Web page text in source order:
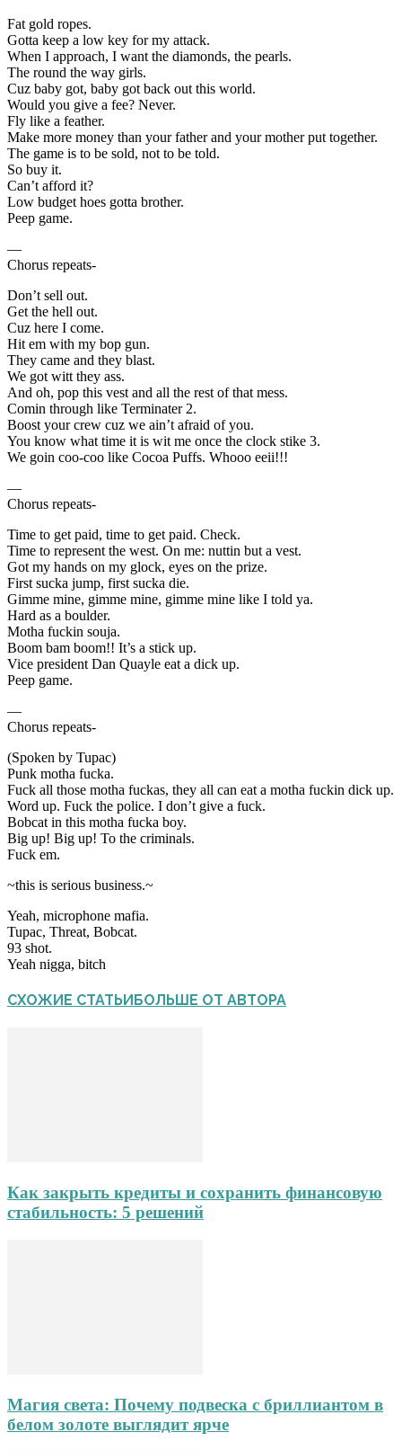
Fat gold ropes.
Gotta keep a low key for my attack.
When I approach, I want the diamonds, the pearls.
The round the way girls.
Cuz baby got, baby got back out this world.
Would you give a fee? Never.
Fly like a feather.
Make more money than your father and your mother put together.
The game is to be sold, not to be told.
So buy it.
Can’t afford it?
Low budget hoes gotta brother.
Peep game.
—
Chorus repeats-
Don’t sell out.
Get the hell out.
Cuz here I come.
Hit em with my bop gun.
They came and they blast.
We got witt they ass.
And oh, pop this vest and all the rest of that mess.
Comin through like Terminater 2.
Boost your crew cuz we ain’t afraid of you.
You know what time it is wit me once the clock stike 3.
We goin coo-coo like Cocoa Puffs. Whooo eeii!!!
—
Chorus repeats-
Time to get paid, time to get paid. Check.
Time to represent the west. On me: nuttin but a vest.
Got my hands on my glock, eyes on the prize.
First sucka jump, first sucka die.
Gimme mine, gimme mine, gimme mine like I told ya.
Hard as a boulder.
Motha fuckin souja.
Boom bam boom!! It’s a stick up.
Vice president Dan Quayle eat a dick up.
Peep game.
—
Chorus repeats-
(Spoken by Tupac)
Punk motha fucka.
Fuck all those motha fuckas, they all can eat a motha fuckin dick up.
Word up. Fuck the police. I don’t give a fuck.
Bobcat in this motha fucka boy.
Big up! Big up! To the criminals.
Fuck em.
~this is serious business.~
Yeah, microphone mafia.
Tupac, Threat, Bobcat.
93 shot.
Yeah nigga, bitch
СХОЖИЕ СТАТЬИБОЛЬШЕ ОТ АВТОРА
Как закрыть кредиты и сохранить финансовую
стабильность: 5 решений
Магия света: Почему подвеска с бриллиантом в
белом золоте выглядит ярче